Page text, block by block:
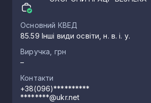
Основний КВЕД
85.59 Інші види освіти, н. в. і. у.
Виручка, грн
–
Контакти
+38(096)**********
********@ukr.net